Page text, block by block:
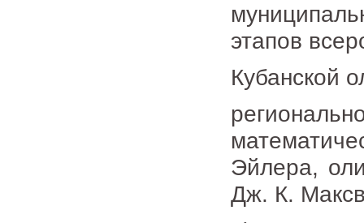
этапов
Кубанской
Эйлера,
Дж. К.